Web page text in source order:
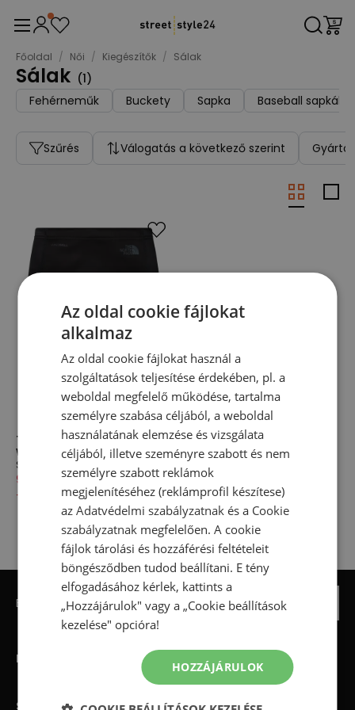
Főoldal / Női / Kiegészítők / Sálak
Sálak (1)
Fehérneműk
Buckety Sapka Baseball sapkák
Szűrés Válogatás a következő szerint Gyártó
Tubular The North Face
Windwall 0A8CHSJK31 - fekete
Sálak
9 990,00 Ft 12 490,00 Ft
-
Be the first to know about new arrivals Feliratkozás
Információk
StreetStyle24
Az oldal cookie fájlokat
alkalmaz
Az oldal cookie fájlokat használ a
szolgáltatások teljesítése érdekében, pl. a
weboldal megfelelő működése, tartalma
személyre szabása céljából, a weboldal
használatának elemzése és vizsgálata
céljából, illetve szeményre szabott és nem
személyre szabott reklámok
megjelenítéséhez (reklámprofil készítese)
azAdatvédelmi szabályzatnak és a Cookie
szabályzatnak megfelelően. A cookie
fájlok tárolási és hozzáférési feltételeit
böngésződben tudod beállítani. E tény
elfogadásához kérlek, kattints a
„Hozzájárulok" vagy a „Cookie beállítások
kezelése" opcióra!
HOZZÁJÁRULOK